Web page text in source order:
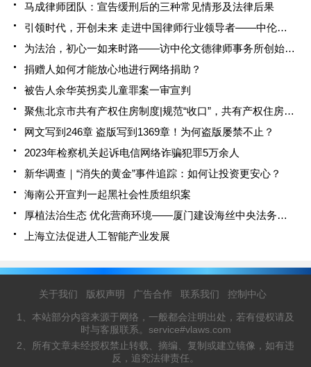
马成律师团队：宣告缓刑后的三种常见情形及法律后果
引领时代，开创未来 走进中国律师行业领导者——中伦文德律师事务所
为法治，初心一如来时路——访中伦文德律师事务所创始人陈文律师
捐赠人如何才能放心地进行网络捐助？
被告人余华英拐卖儿童罪案一审宣判
聚焦北京市共有产权住房制度|规范“收口”，共有产权住房促保障房公平善用
网文写到246章 盗版写到1369章！为何盗版屡禁不止？
2023年检察机关起诉电信网络诈骗犯罪5万余人
新华调查｜“消失的黄金”事件追踪：如何让投资更安心？
海南公开宣判一起黑社会性质组织案
厚植法治生态 优化营商环境——厦门建设海丝中央法务区观察
上海立法促进人工智能产业发展
关于我们 版权声明 广告合作 联系我们 控制中心
1、本站部分内容来源于网络，一般都会注明出处，若有侵权请及
时与客服联系。service#vlaws.com
2、所有文章未经授权禁止转载、摘编、复制或建立镜像，如有违
反，追究法律责任。